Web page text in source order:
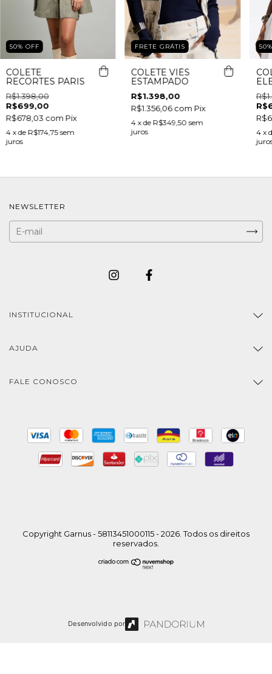
50% OFF
COLETE
RECORTES PARIS
R$1.398,00
R$699,00
R$678,03 com Pix
4 x de R$174,75 sem
juros
FRETE GRÁTIS
COLETE VIÉS
ESTAMPADO
R$1.398,00
R$1.356,06com Pix
4 x de R$349,50 sem
juros
50
4 x
NEWSLETTER
INSTITUCIONAL
AJUDA
FALE CONOSCO
Copyright Garnus - 58113451000115 - 2026. Todos os direitos
reservados.